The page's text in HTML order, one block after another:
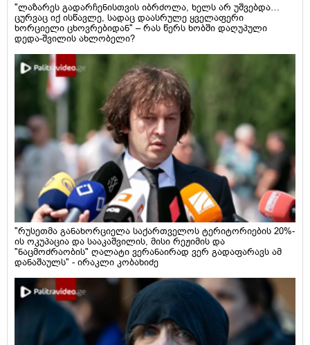
"ლაზარეს გადარჩენისთვის იბრძოლა, ხელს არ უშვებდა…
ცურვაც იქ ისწავლე, სადაც დაასრულე ყველაფერი
ხორციელი ცხოვრებიდან" – რას წერს ხობში დაღუპული
დედა-შვილის ახლობელი?
"რუსეთმა განახორციელა საქართველოს ტერიტორიების 20%-
ის ოკუპაცია და სააკაშვილის, მისი რეჟიმის და
"ნაცმოძრაობის" ღალატი ვერანაირად ვერ გადაფარავს ამ
დანაშაულს" - ირაკლი კობახიძე